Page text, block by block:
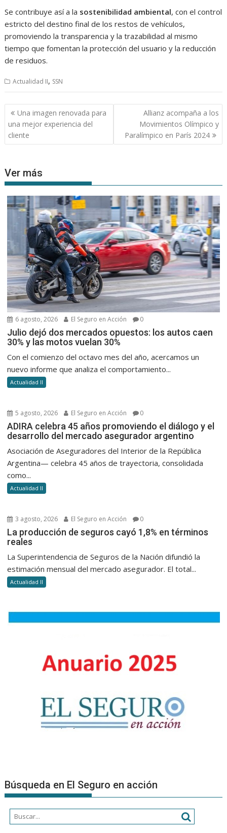
Se contribuye así a la sostenibilidad ambiental, con el control
estricto del destino final de los restos de vehículos,
promoviendo la transparencia y la trazabilidad al mismo
tiempo que fomentan la protección del usuario y la reducción
de residuos.
Actualidad II, SSN
Navegación
de
entradas
Una imagen renovada para
una mejor experiencia del
cliente
Allianz acompaña a los
Movimientos Olímpico y
Paralímpico en París 2024
Ver más
6 agosto, 2026 El Seguro en Acción 0
Julio dejó dos mercados opuestos: los autos caen
30% y las motos vuelan 30%
Con el comienzo del octavo mes del año, acercamos un
nuevo informe que analiza el comportamiento...
Actualidad II
5 agosto, 2026 El Seguro en Acción 0
ADIRA celebra 45 años promoviendo el diálogo y el
desarrollo del mercado asegurador argentino
Asociación de Aseguradores del Interior de la República
Argentina— celebra 45 años de trayectoria, consolidada
como...
Actualidad II
3 agosto, 2026 El Seguro en Acción 0
La producción de seguros cayó 1,8% en términos
reales
La Superintendencia de Seguros de la Nación difundió la
estimación mensual del mercado asegurador. El total...
Actualidad II
Búsqueda en El Seguro en acción